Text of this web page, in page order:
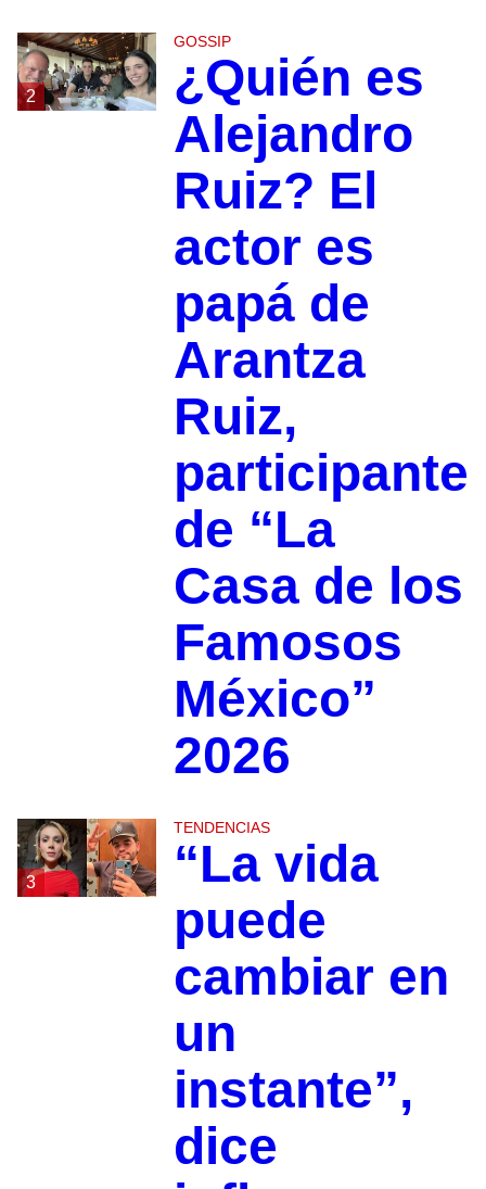
2
GOSSIP
¿Quién es
Alejandro
Ruiz? El
actor es
papá de
Arantza
Ruiz,
participante
de “La
Casa de los
Famosos
México”
2026
3
TENDENCIAS
“La vida
puede
cambiar en
un
instante”,
dice